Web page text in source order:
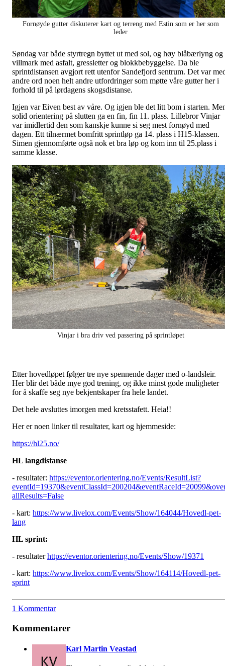
Fornøyde gutter diskuterer kart og terreng med Estin som er her som
leder
Søndag var både styrtregn byttet ut med sol, og høy blåbærlyng og
villmark med asfalt, gressletter og blokkbebyggelse. Da ble
sprintdistansen avgjort rett utenfor Sandefjord sentrum. Det var
andre ord noen helt andre utfordringer som møtte våre gutter her i
forhold til på lørdagens skogsdistanse.
Igjen var Eiven best av våre. Og igjen ble det litt bom i starten.
solid orientering på slutten ga en fin, fin 11. plass. Lillebror Vinjar
var imidlertid den som kanskje kunne si seg mest fornøyd med
dagen. Ett tilnærmet bomfritt sprintløp ga 14. plass i H15-klassen.
Simen gjennomførte også nok et bra løp og kom inn til 25.plass i
samme klasse.
Vinjar i bra driv ved passering på sprintløpet
Etter hovedløpet følger tre nye spennende dager med o-landsleir.
Her blir det både mye god trening, og ikke minst gode muligheter
for å skaffe seg nye bekjentskaper fra hele landet.
Det hele avsluttes imorgen med kretsstafett. Heia!!
Her er noen linker til resultater, kart og hjemmeside:
https://hl25.no/
HL langdistanse
- resultater: https://eventor.orientering.no/Events/ResultList?
allResults=False
- kart: https://www.livelox.com/Events/Show/164044/Hovedl-pet-
lang
HL sprint:
- resultaterhttps://eventor.orientering.no/Events/Show/19371
- kart: https://www.livelox.com/Events/Show/164114/Hovedl-pet-
sprint
1 Kommentar
Kommentarer
Karl Martin Veastad